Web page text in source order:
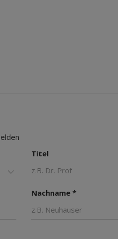
Titel
Nachname *